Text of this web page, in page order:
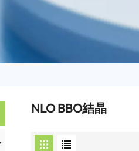
NLO BBO結晶